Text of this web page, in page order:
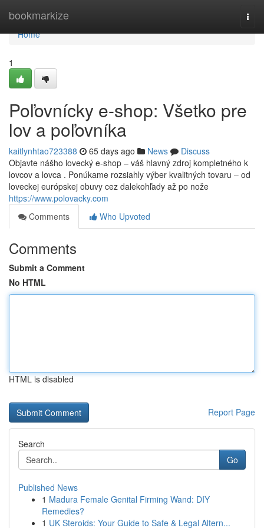
bookmarkize
Home
Home
1
Poľovnícky e-shop: Všetko pre
lov a poľovníka
kaitlynhtao723388 65 days ago News
Discuss
Objavte nášho lovecký e-shop – váš hlavný zdroj kompletného k
lovcov a lovca . Ponúkame rozsiahly výber kvalitných tovaru – od
loveckej európskej obuvy cez dalekohľady až po nože
https://www.polovacky.com
Comments
Who Upvoted
Comments
Submit a Comment
No HTML
HTML is disabled
Report Page
Search
Go
Published News
1 Madura Female Genital Firming Wand: DIY
Remedies?
1 UK Steroids: Your Guide to Safe & Legal Altern...